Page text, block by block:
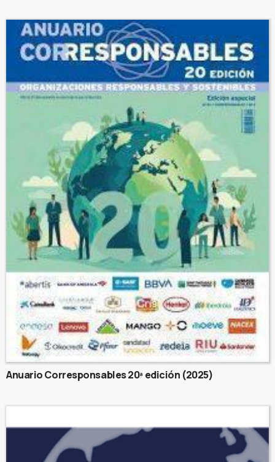
Anuario Corresponsables 20ª edición (2025)